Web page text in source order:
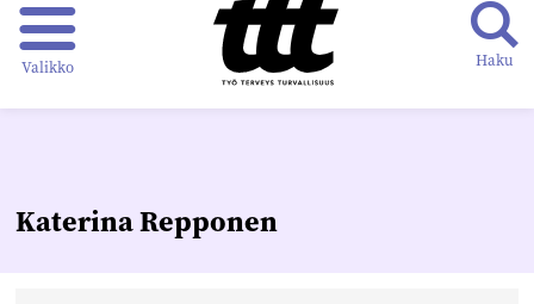
Valikko Haku
Katerina Repponen